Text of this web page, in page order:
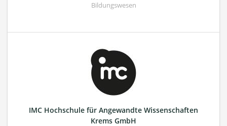
Bildungswesen
IMC Hochschule für Angewandte Wissenschaften
Krems GmbH